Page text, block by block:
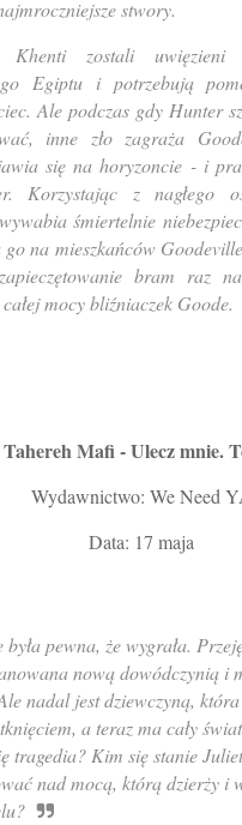
stwory.
zostali uwięzieni
Egiptu i potrzebują
Ale podczas gdy Hunter
inne zło zagraża
się na horyzoncie - i
Korzystając z nagłego
śmiertelnie
go na mieszkańców
bram raz
mocy bliźniaczek Goode.
Tahereh Mafi - Ulecz mnie.
Wydawnictwo: We Need
Data: 17 maja
była pewna, że wygrała.
nową dowódczynią i
nadal jest dziewczyną,
a teraz ma cały
tragedia? Kim się stanie
nad mocą, którą dzierży i